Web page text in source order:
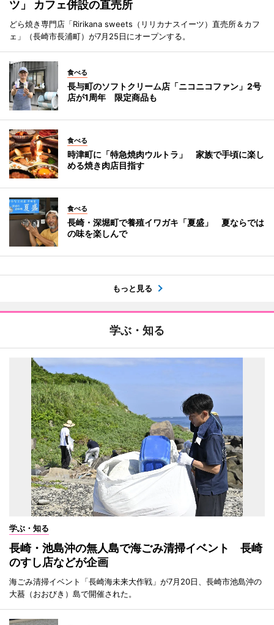
ツ」 カフェ併設の直売所
どら焼き専門店「Ririkana sweets（リリカナスイーツ）直売所＆カフ
ェ」（長崎市長浦町）が7月25日にオープンする。
食べる
長与町のソフトクリーム店「ニコニコファン」2号
店が1周年 限定商品も
食べる
時津町に「特急焼肉ウルトラ」 家族で手頃に楽し
める焼き肉店目指す
食べる
長崎・深堀町で養殖イワガキ「夏盛」 夏ならでは
の味を楽しんで
もっと見る
学ぶ・知る
学ぶ・知る
長崎・池島沖の無人島で海ごみ清掃イベント 長崎
のすし店などが企画
海ごみ清掃イベント「長崎海未来大作戦」が7月20日、長崎市池島沖の
大蟇（おおびき）島で開催された。